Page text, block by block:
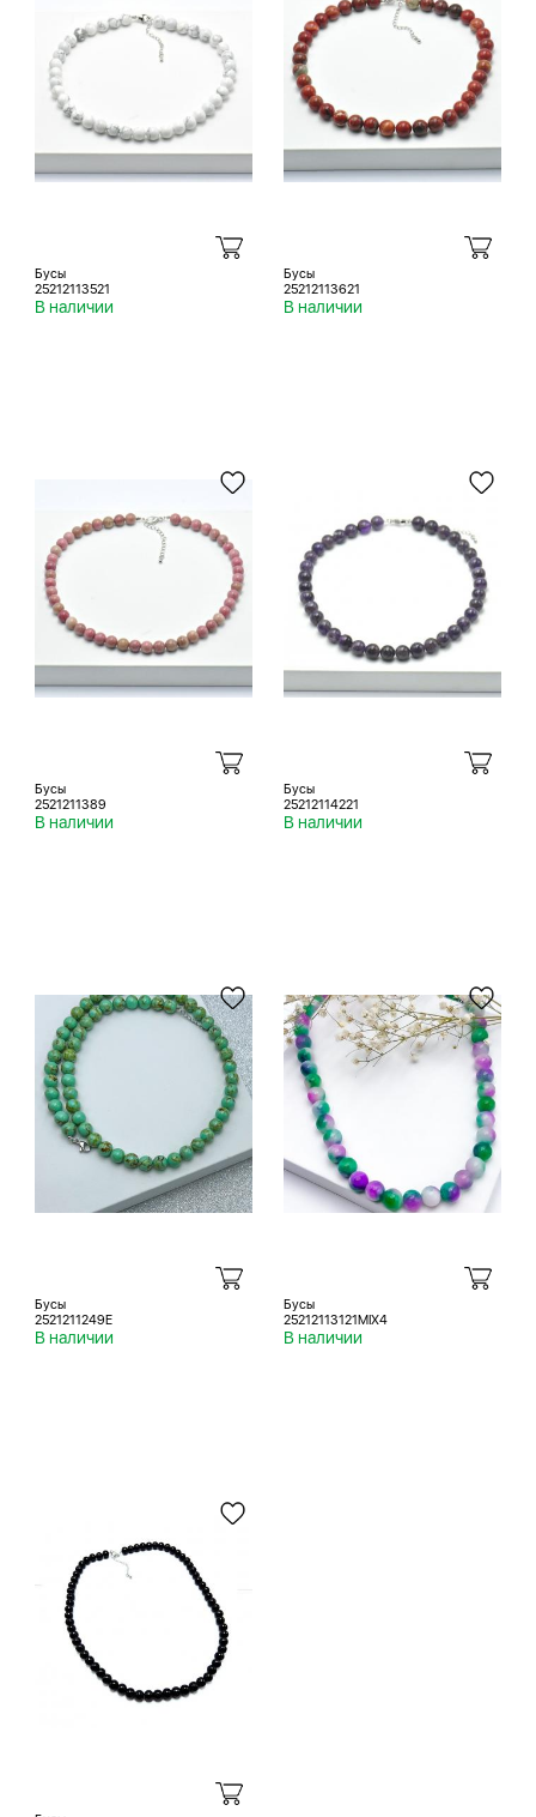
Бусы
25212113521
В наличии
Бусы
25212113621
В наличии
Бусы
2521211389
В наличии
Бусы
25212114221
В наличии
Бусы
2521211249E
В наличии
Бусы
25212113121MIX4
В наличии